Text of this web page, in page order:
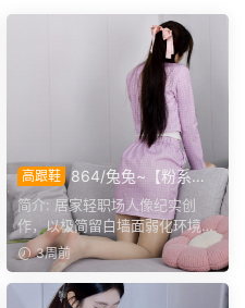
高跟鞋
864/兔兔~【粉系通
勤】浅粉套装定格日常，鞋袜
交替勾勒温柔姿态。
简介: 居家轻职场人像纪实创
作，以极简留白墙面弱化环境干
扰，聚焦粉调套装穿搭体...
3周前